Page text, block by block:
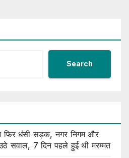
Search
फिर धंसी सड़क, नगर निगम और
सवाल, 7 दिन पहले हुई थी मरम्मत